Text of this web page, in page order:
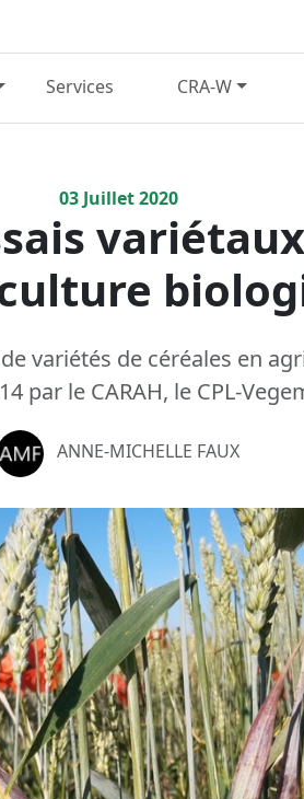
Services CRA-W
03Juillet2020
variétés de céréales en
par le CARAH, le CPL-
ANNE-MICHELLE FAUX